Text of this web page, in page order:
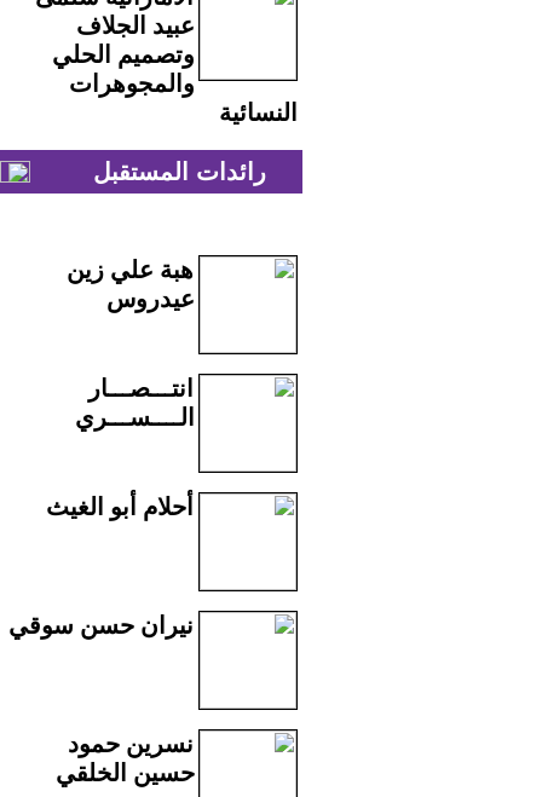
عبيد الجلاف
وتصميم الحلي
والمجوهرات
النسائية
رائدات المستقبل
هبة علي زين
عيدروس
انتـــصـــار
الــــســـري
أحلام أبو الغيث
نيران حسن سوقي
نسرين حمود
حسين الخلقي